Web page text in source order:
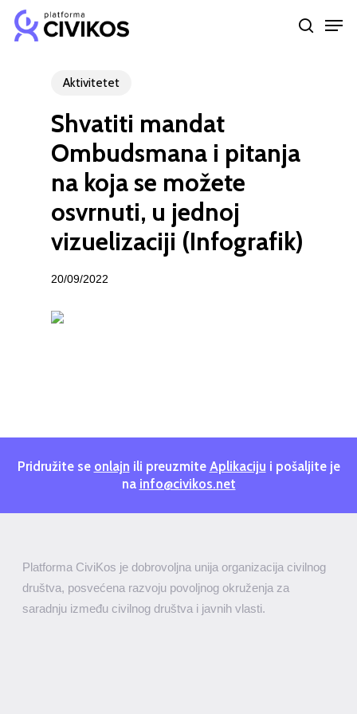
Skip
search
Aktivitetet
Shvatiti mandat
Ombudsmana i pitanja
na koja se možete
osvrnuti, u jednoj
vizuelizaciji (Infografik)
20/09/2022
Pridružite se onlajn ili preuzmite Aplikaciju i pošaljite je
na info@civikos.net
Platforma CiviKos je dobrovoljna unija organizacija civilnog
društva, posvećena razvoju povoljnog okruženja za
saradnju između civilnog društva i javnih vlasti.